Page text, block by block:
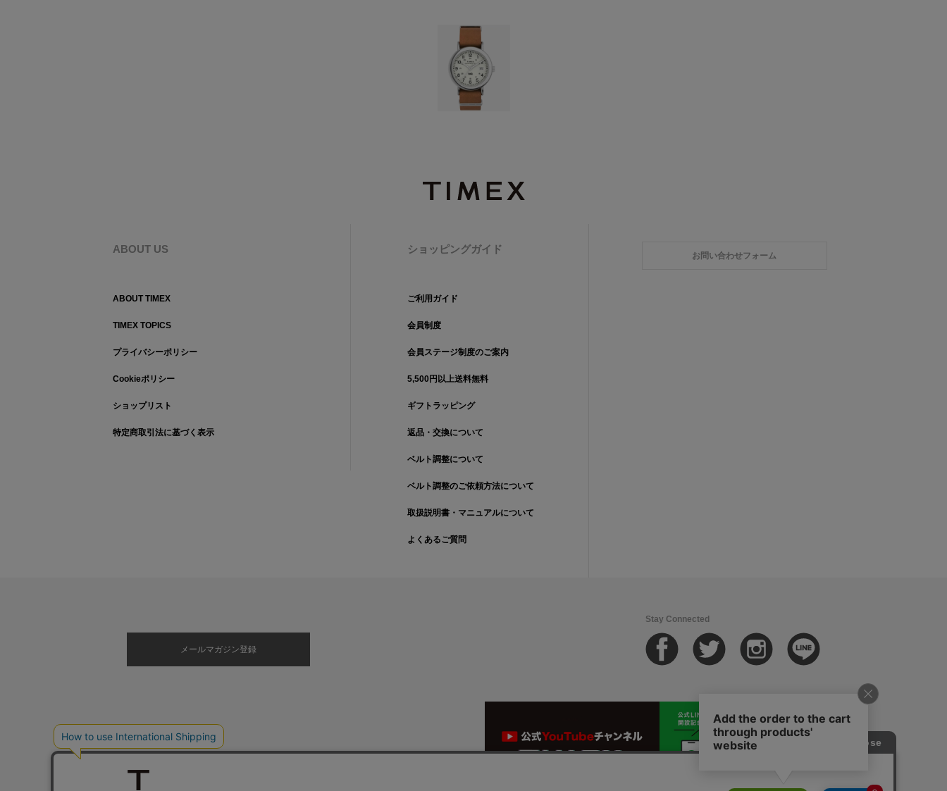
ABOUT US
ABOUT TIMEX
TIMEX TOPICS
プライバシーポリシー
Cookieポリシー
ショップリスト
特定商取引法に基づく表示
ショッピングガイド
ご利用ガイド
会員制度
会員ステージ制度のご案内
5,500円以上送料無料
ギフトラッピング
返品・交換について
ベルト調整について
ベルト調整のご依頼方法について
取扱説明書・マニュアルについて
よくあるご質問
お問い合わせフォーム
メールマガジン登録
Stay Connected